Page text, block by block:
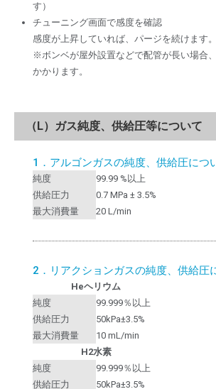
す）
チューニング画面で感度を確認
感度が上昇していれば、パージを続けます。
※ボンベが屋外設置などで配管が長い場合
かかります。
（L）ガス純度、供給圧等について
1．アルゴンガスの純度、供給圧につ
純度
99.99 %以上
供給圧力
0.7 MPa ± 3.5%
最大消費量
20 L/min
2．リアクションガスの純度、供給圧
Heヘリウム
純度
99.999％以上
供給圧力
50kPa±3.5%
最大消費量
10 mL/min
H2水素
純度
99.999％以上
供給圧力
50kPa±3.5%